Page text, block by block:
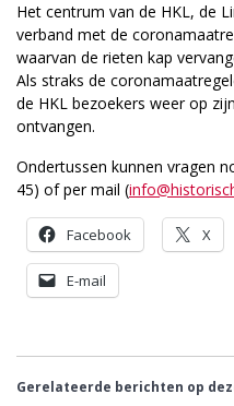
Het centrum van de HKL, de
verband met de
waarvan de rieten kap
Als straks de
de HKL bezoekers weer op
ontvangen.
Ondertussen kunnen vragen
45) of per mail (
Facebook X
E-mail
Gerelateerde berichten op